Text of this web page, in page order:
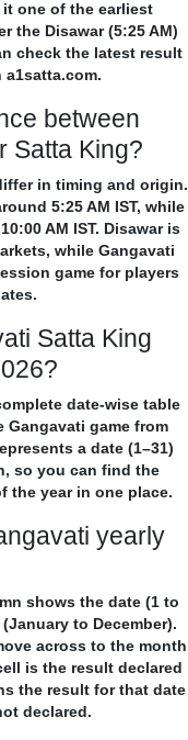
it one of the earliest
the Disawar (5:25 AM)
check the latest result
between
Satta King?
in timing and origin.
5:25 AM IST, while
AM IST. Disawar is
while Gangavati
game for players
Satta King
date-wise table
game from
a date (1–31)
so you can find the
the year in one place.
yearly
shows the date (1 to
to December).
across to the month
is the result declared
the result for that date
declared.